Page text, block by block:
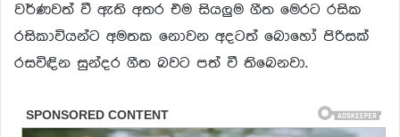
වර්ණවත් වී ඇති අතර එම සියලුම ගීත මෙරට රසික
රසිකාවියන්ට අමතක නොවන අදටත් බොහෝ පිරිසක්
රසවිඳින සුන්දර ගීත බවට පත් වී තිබෙනවා.